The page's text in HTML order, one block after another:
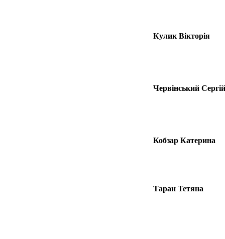
Кулик Вікторія
Червінський
Кобзар Катерина
Таран Тетяна